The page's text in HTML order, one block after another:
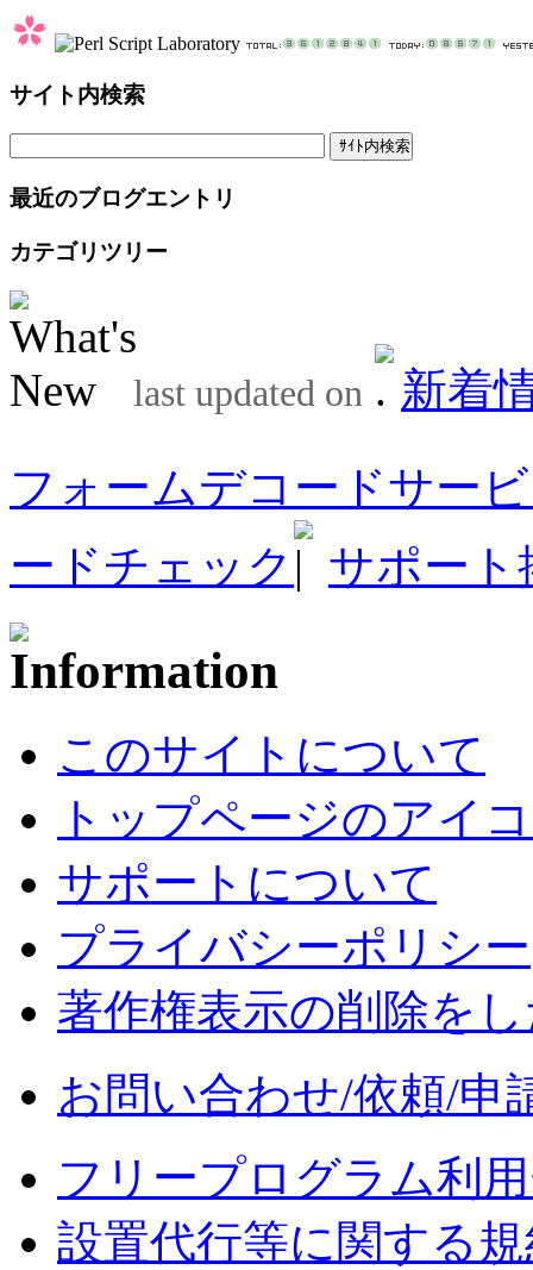
サイト内検索
最近のブログエントリ
カテゴリツリー
last updated on
新着
フォームデコードサー
ードチェック
サポート
このサイトについて
トップページのアイ
サポートについて
プライバシーポリシー
著作権表示の削除を
お問い合わせ/依頼/申
フリープログラム利
設置代行等に関する